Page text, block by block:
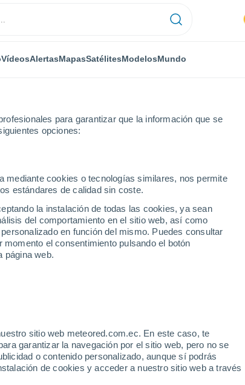
para garantizar que la información que se
opciones:
mediante cookies o tecnologías similares, nos permite
estándares de calidad sin coste.
la instalación de todas las cookies, ya sean
del comportamiento en el sitio web, así como
en función del mismo. Puedes consultar
momento el consentimiento pulsando el botón
página web.
sitio web meteored.com.ec. En este caso, te
garantizar la navegación por el sitio web, pero no se
o contenido personalizado, aunque sí podrás
de cookies y acceder a nuestro sitio web a través
VídeosAlertasMapasSatélitesModelosMundo
de la Región
Ensenada
Frutillar
Frutillar Alto